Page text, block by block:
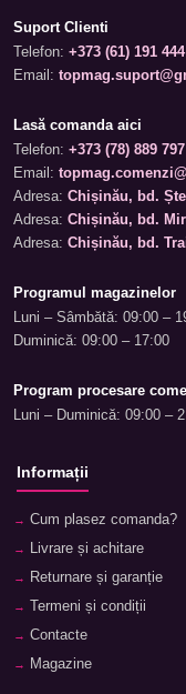
Suport Clienti
Telefon: +373 (61) 191 444
Email:
Lasă comanda aici
Telefon: +373 (78) 889 797
Email:
Adresa: Chișinău, bd.
Adresa: Chișinău, bd.
Adresa: Chișinău, bd.
Programul magazinelor
Luni – Sâmbătă: 09:00 –
Duminică: 09:00 – 17:00
Program procesare
Luni – Duminică: 09:00 –
Informații
Cum plasez comanda?
Livrare și achitare
Returnare și garanție
Termeni și condiții
Contacte
Magazine